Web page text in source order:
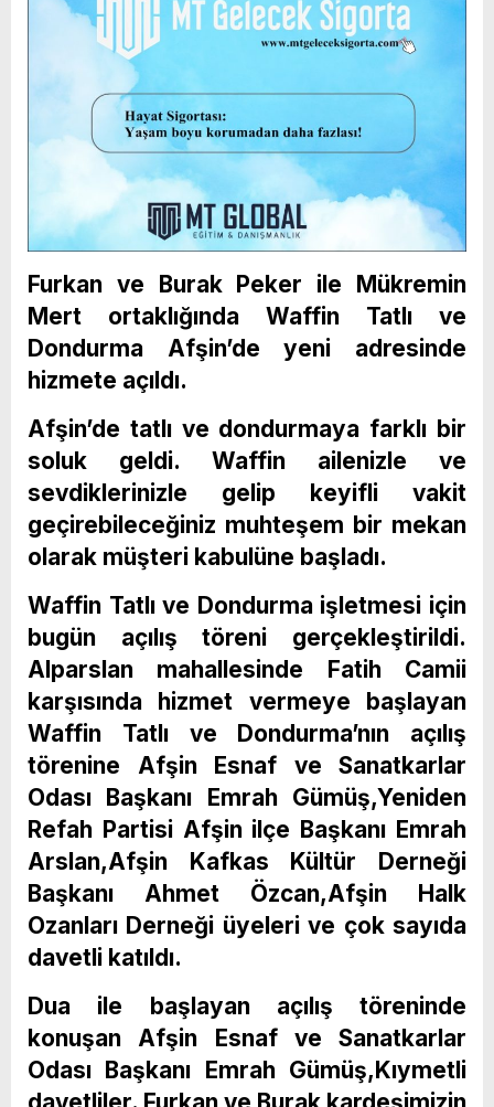
Furkan ve Burak Peker ile Mükremin
Mert ortaklığında Waffin Tatlı ve
Dondurma Afşin’de yeni adresinde
hizmete açıldı.
Afşin’de tatlı ve dondurmaya farklı bir
soluk geldi. Waffin ailenizle ve
sevdiklerinizle gelip keyifli vakit
geçirebileceğiniz muhteşem bir mekan
olarak müşteri kabulüne başladı.
Waffin Tatlı ve Dondurma işletmesi için
bugün açılış töreni gerçekleştirildi.
Alparslan mahallesinde Fatih Camii
karşısında hizmet vermeye başlayan
Waffin Tatlı ve Dondurma’nın açılış
törenine Afşin Esnaf ve Sanatkarlar
Odası Başkanı Emrah Gümüş,Yeniden
Refah Partisi Afşin ilçe Başkanı Emrah
Arslan,Afşin Kafkas Kültür Derneği
Başkanı Ahmet Özcan,Afşin Halk
Ozanları Derneği üyeleri ve çok sayıda
davetli katıldı.
Dua ile başlayan açılış töreninde
konuşan Afşin Esnaf ve Sanatkarlar
Odası Başkanı Emrah Gümüş,Kıymetli